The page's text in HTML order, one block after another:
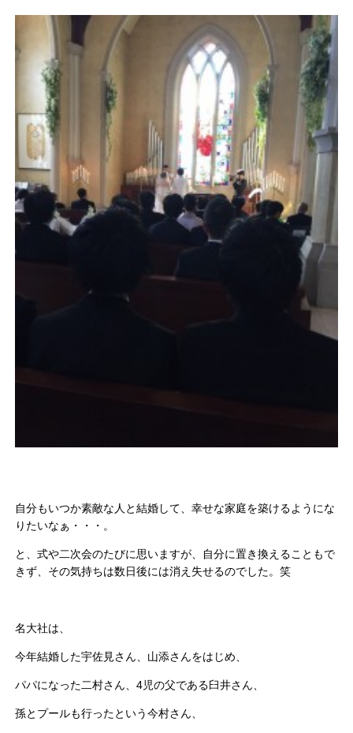
自分もいつか素敵な人と結婚して、幸せな家庭を築けるようにな
りたいなぁ・・・。
と、式や二次会のたびに思いますが、自分に置き換えることもで
きず、その気持ちは数日後には消え失せるのでした。笑
名大社は、
今年結婚した宇佐見さん、山添さんをはじめ、
パパになった二村さん、4児の父である臼井さん、
孫とプールも行ったという今村さん、